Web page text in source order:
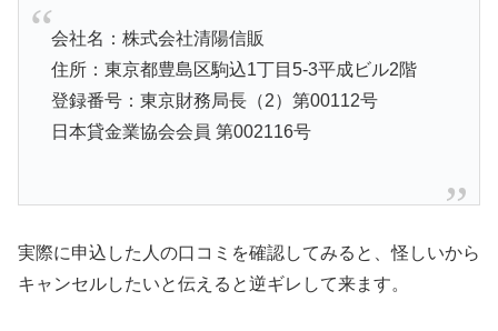
会社名：株式会社清陽信販
住所：東京都豊島区駒込1丁目5-3平成ビル2階
登録番号：東京財務局長（2）第00112号
日本貸金業協会会員 第002116号
実際に申込した人の口コミを確認してみると、怪しいから
キャンセルしたいと伝えると逆ギレして来ます。